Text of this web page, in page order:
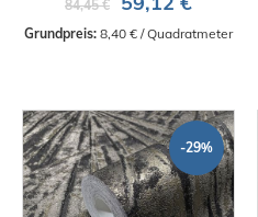
84,45 €
Grundpreis: 8,40 € / Quadratmeter
-29%